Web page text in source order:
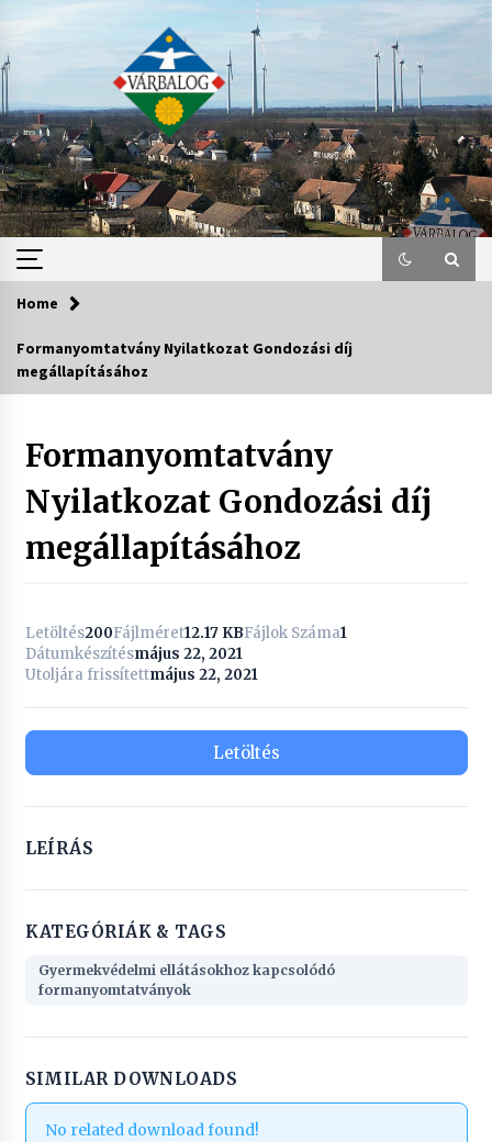
content
Home
Formanyomtatvány Nyilatkozat Gondozási díj
megállapításához
Formanyomtatvány
Nyilatkozat Gondozási díj
megállapításához
Letöltés200Fájlméret12.17 KBFájlok Száma1
Dátumkészítésmájus 22, 2021
Utoljára frissítettmájus 22, 2021
Letöltés
LEÍRÁS
KATEGÓRIÁK & TAGS
Gyermekvédelmi ellátásokhoz kapcsolódó
formanyomtatványok
SIMILAR DOWNLOADS
No related download found!